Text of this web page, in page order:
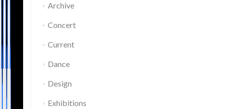
Archive
Concert
Current
Dance
Design
Exhibitions